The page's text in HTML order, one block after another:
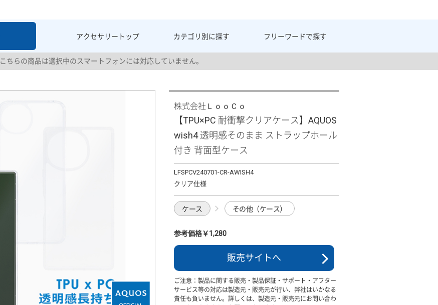
アクセサリー トップ カテゴリ別に探す フリーワードで探す
こちらの商品は選択中のスマートフォンには対応していません。
株式会社ＬｏｏＣｏ
【TPU×PC 耐衝撃クリアケース】AQUOS
wish4 透明感そのまま ストラップホール
付き 背面型ケース
LFSPCV240701-CR-AWISH4
クリア仕様
ケース その他（ケース）
参考価格￥1,280
販売サイトへ
ご注意：製品に関する販売・製品保証・サポート・アフター
サービス等の対応は製造元・販売元が行い、弊社はいかなる
責任も負いません。詳しくは、製造元・販売元にお問い合わ